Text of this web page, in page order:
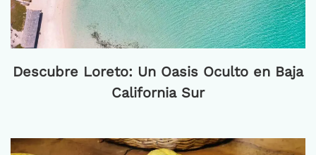
Descubre Loreto: Un Oasis Oculto en Baja
California Sur